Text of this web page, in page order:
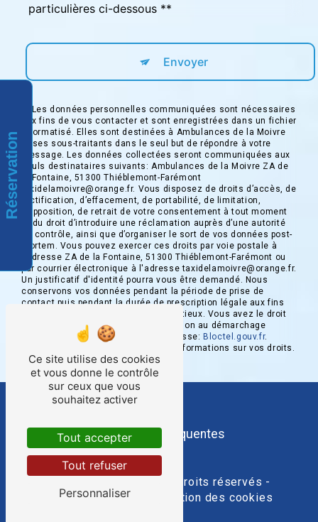
particulières ci-dessous **
Envoyer
** Les données personnelles communiquées sont nécessaires
aux fins de vous contacter et sont enregistrées dans un fichier
informatisé. Elles sont destinées à Ambulances de la Moivre
et ses sous-traitants dans le seul but de répondre à votre
message. Les données collectées seront communiquées aux
seuls destinataires suivants: Ambulances de la Moivre ZA de
la Fontaine, 51300 Thiéblemont-Farémont
taxidelamoivre@orange.fr. Vous disposez de droits d’accès, de
rectification, d’effacement, de portabilité, de limitation,
d’opposition, de retrait de votre consentement à tout moment
et du droit d’introduire une réclamation auprès d’une autorité
de contrôle, ainsi que d’organiser le sort de vos données post-
mortem. Vous pouvez exercer ces droits par voie postale à
l'adresse ZA de la Fontaine, 51300 Thiéblemont-Farémont ou
par courrier électronique à l'adresse taxidelamoivre@orange.fr.
Un justificatif d'identité pourra vous être demandé. Nous
conservons vos données pendant la période de prise de
contact puis pendant la durée de prescription légale aux fins
probatoires et de gestion des contentieux. Vous avez le droit
de vous inscrire sur la liste d'opposition au démarchage
téléphonique, disponible à cette adresse: Bloctel.gouv.fr.
Consultez le site cnil.fr pour plus d’informations sur vos droits.
Recherches fréquentes
- 2026 - Tous droits réservés -
Mentions légales
Gestion des cookies
Réservation
Ce site utilise des cookies
et vous donne le contrôle
sur ceux que vous
souhaitez activer
Tout accepter
Tout refuser
Personnaliser